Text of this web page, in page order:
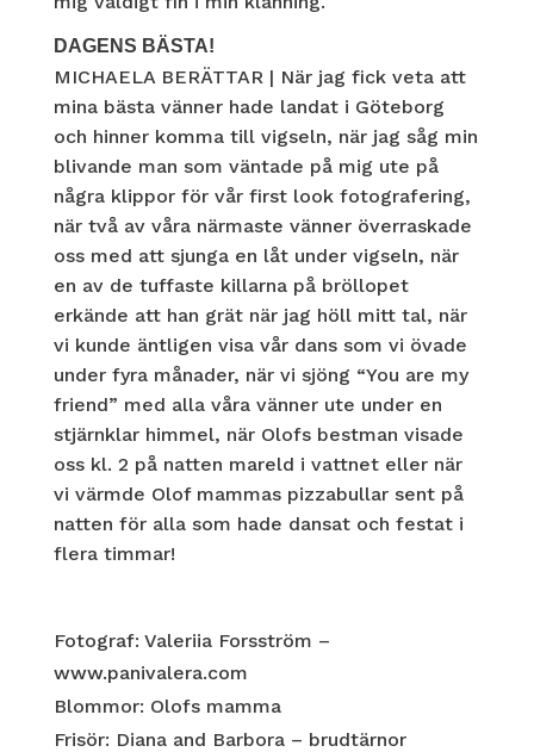
DAGENS BÄSTA!
MICHAELA BERÄTTAR | När jag fick veta att
mina bästa vänner hade landat i Göteborg
och hinner komma till vigseln, när jag såg min
blivande man som väntade på mig ute på
några klippor för vår first look fotografering,
när två av våra närmaste vänner överraskade
oss med att sjunga en låt under vigseln, när
en av de tuffaste killarna på bröllopet
erkände att han grät när jag höll mitt tal, när
vi kunde äntligen visa vår dans som vi övade
under fyra månader, när vi sjöng “You are my
friend” med alla våra vänner ute under en
stjärnklar himmel, när Olofs bestman visade
oss kl. 2 på natten mareld i vattnet eller när
vi värmde Olof mammas pizzabullar sent på
natten för alla som hade dansat och festat i
flera timmar!
Fotograf: Valeriia Forsström –
www.panivalera.com
Blommor: Olofs mamma
Frisör: Diana and Barbora – brudtärnor